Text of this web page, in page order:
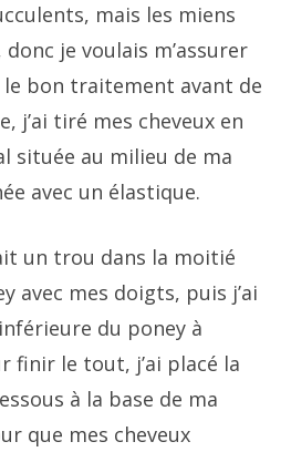
mais les miens
je voulais m’assurer
bon traitement avant de
j’ai tiré mes cheveux en
située au milieu de ma
avec un élastique.
un trou dans la moitié
avec mes doigts, puis j’ai
du poney à
finir le tout, j’ai placé la
à la base de ma
que mes cheveux